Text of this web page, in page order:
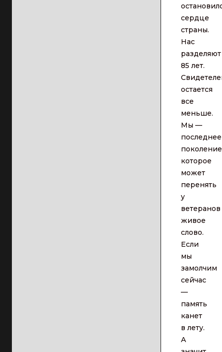
сердце
страны.
Нас
разделяют
85 лет.
остается
все
меньше.
Мы —
последнее
которое
может
перенять
у
ветеранов
живое
слово.
Если
мы
замолчим
сейчас
—
память
канет
в лету.
А